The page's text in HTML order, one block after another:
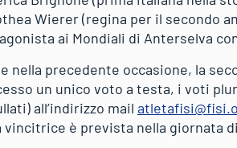
Wierer (regina per il secondo
ai Mondiali di Anterselva
nella precedente occasione, la
un unico voto a testa, i voti
all’indirizzo mail
vincitrice è prevista nella giornata